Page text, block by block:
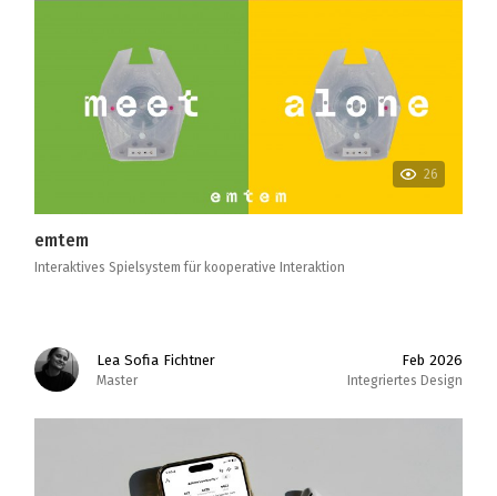
26
emtem
Interaktives Spielsystem für kooperative Interaktion
Lea Sofia Fichtner
Master
Feb 2026
Integriertes Design